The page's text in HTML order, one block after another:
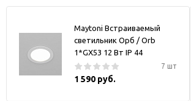
Maytoni Встраиваемый
светильник Орб / Orb
1*GX53 12 Вт IP 44
7 шт
1 590 руб.